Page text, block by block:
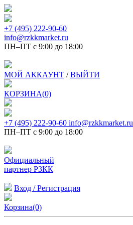
+7 (495) 222-90-60
info@rzkkmarket.ru
ПН–ПТ с 9:00 до 18:00
МОЙ АККАУНТ /ВЫЙТИ
КОРЗИНА(0)
+7 (495) 222-90-60 info@rzkkmarket.ru
ПН–ПТ с 9:00 до 18:00
Официальный
партнер РЗКК
Вход / Регистрация
Корзина(0)